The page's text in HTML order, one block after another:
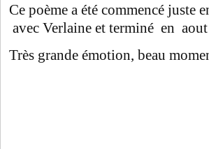
Ce poème a été commencé
avec Verlaine et terminé en
Très grande émotion, beau